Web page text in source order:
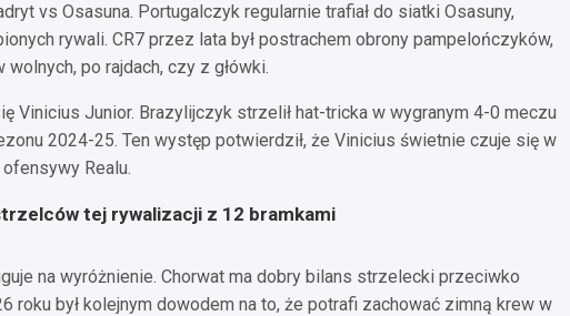
vs Osasuna. Portugalczyk regularnie trafiał do siatki Osasuny,
rywali. CR7 przez lata był postrachem obrony pampelończyków,
po rajdach, czy z główki.
Vinicius Junior. Brazylijczyk strzelił hat-tricka w wygranym 4-0 meczu
2024-25. Ten występ potwierdził, że Vinicius świetnie czuje się w
Realu.
tej rywalizacji z 12 bramkami
na wyróżnienie. Chorwat ma dobry bilans strzelecki przeciwko
roku był kolejnym dowodem na to, że potrafi zachować zimną krew w